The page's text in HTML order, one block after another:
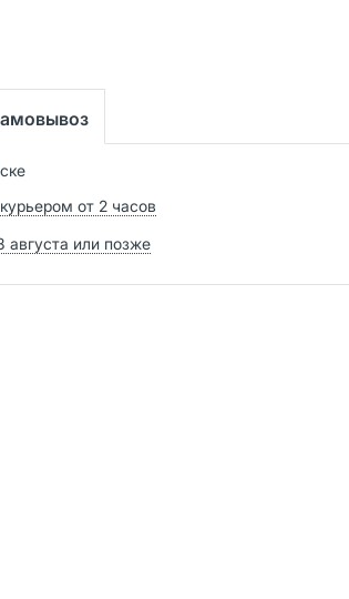
от 2 часов
августа или позже